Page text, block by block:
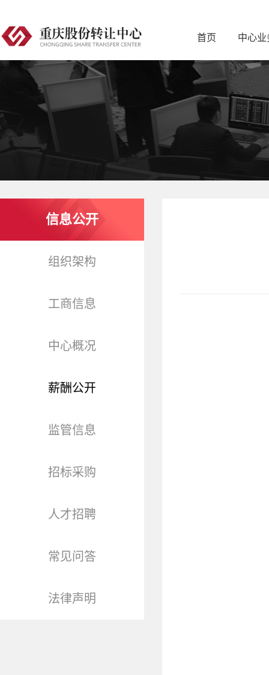
首页 中心业
信息公开
组织架构
工商信息
中心概况
薪酬公开
监管信息
招标采购
人才招聘
常见问答
法律声明